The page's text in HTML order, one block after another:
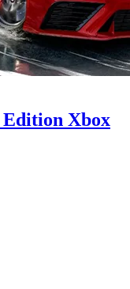
Xbox